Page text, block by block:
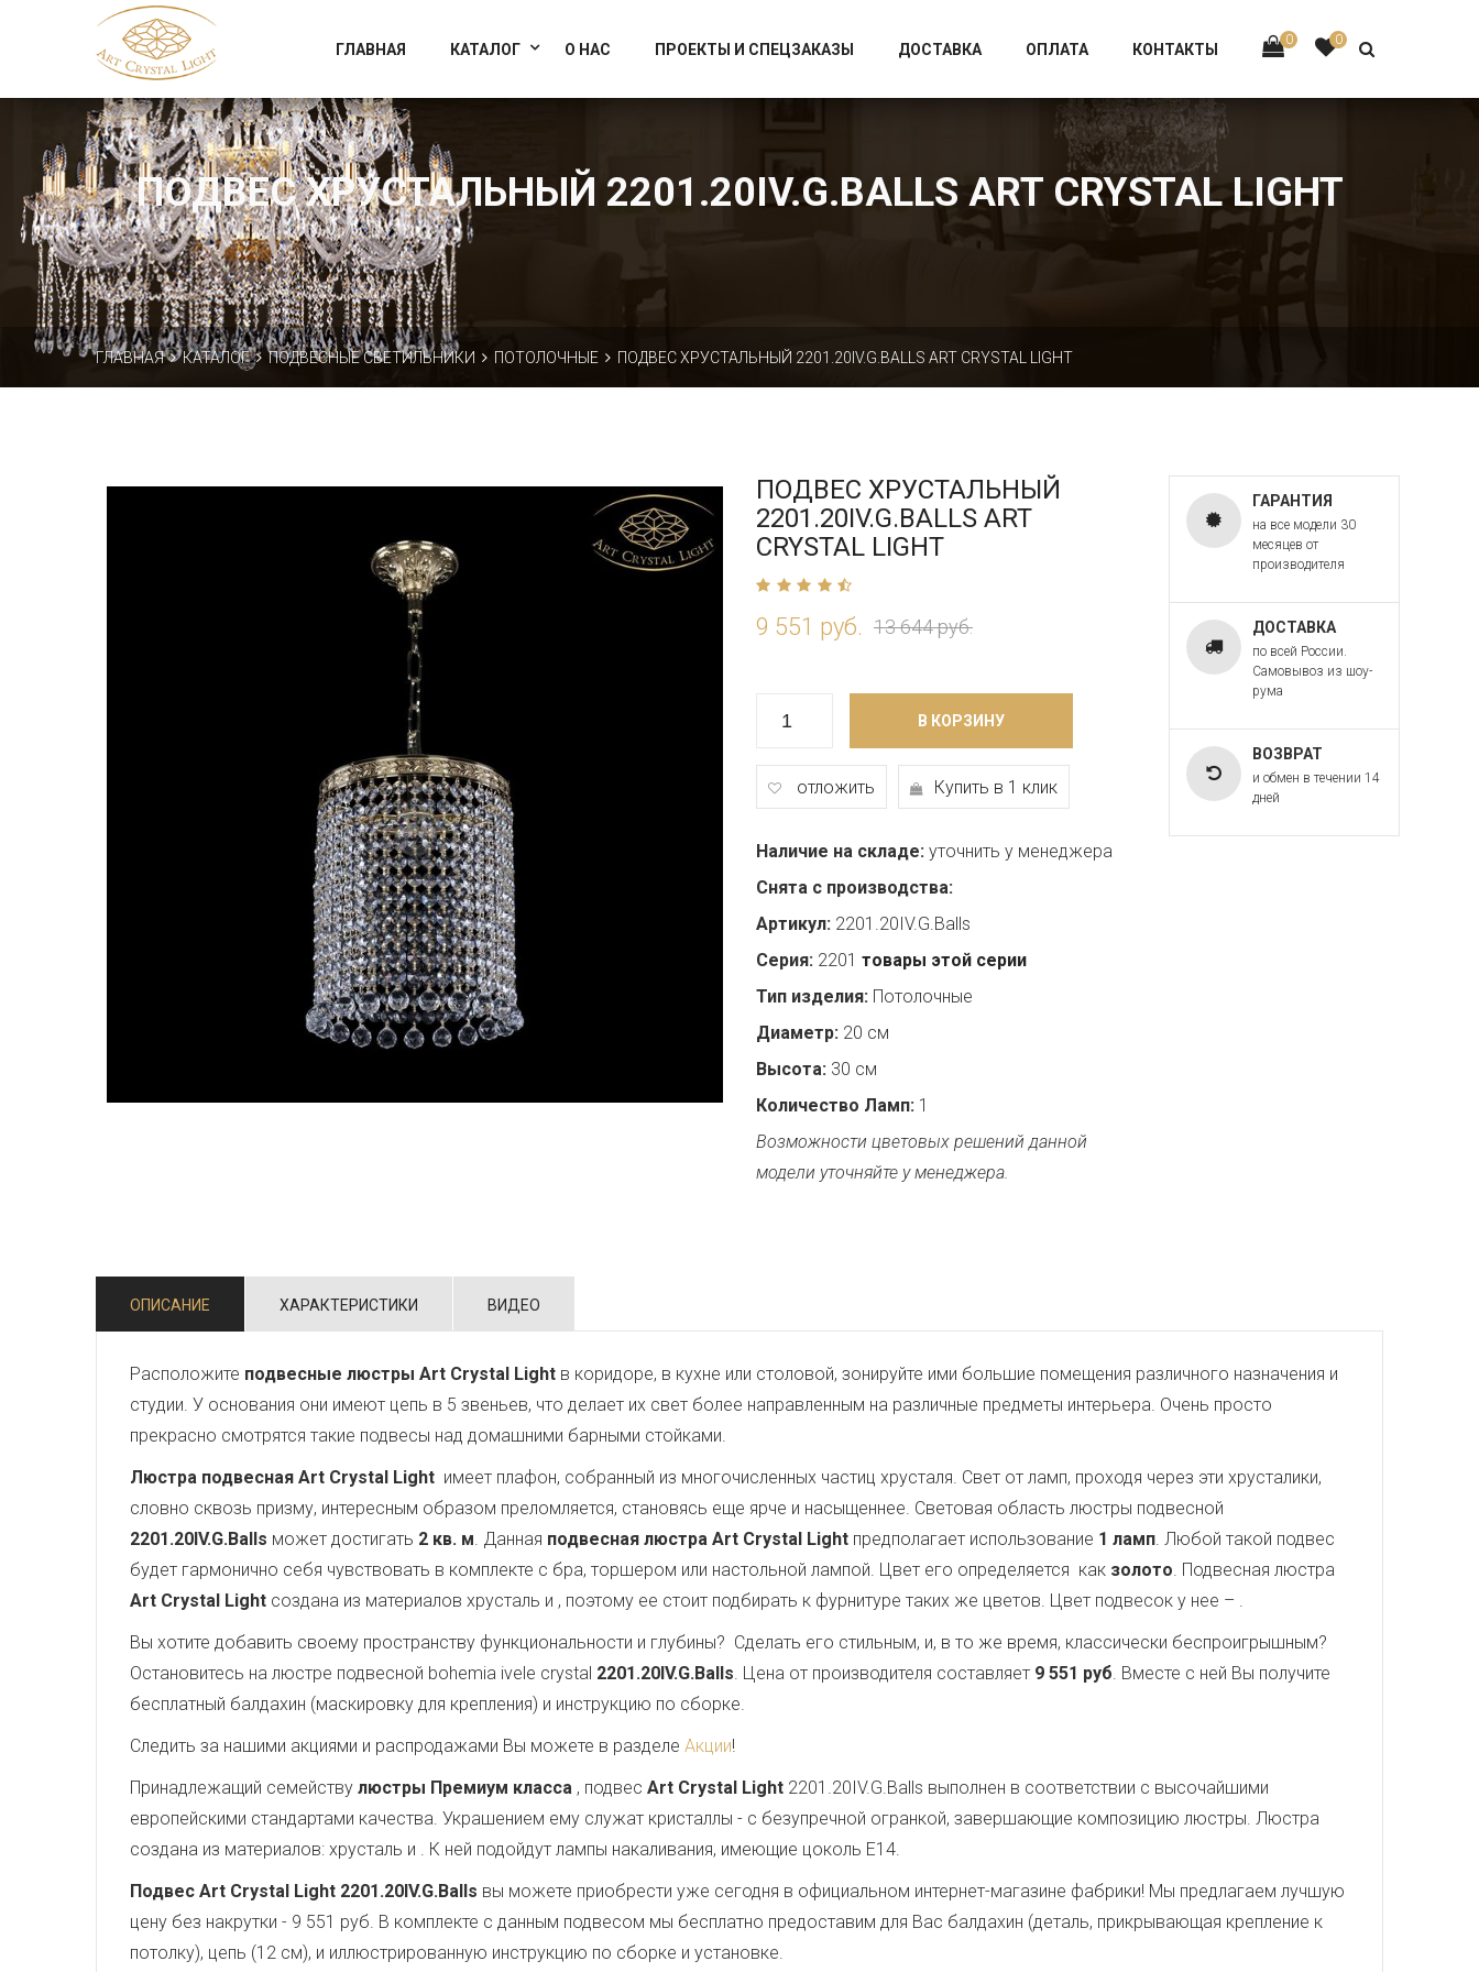
Официальный магазин фабрики Art Crystal Light
0 0
ГЛАВНАЯ КАТАЛОГ О НАС ПРОЕКТЫ И СПЕЦЗАКАЗЫ ДОСТАВКА ОПЛАТА КОНТАКТЫ
ПОДВЕС ХРУСТАЛЬНЫЙ 2201.20IV.G.BALLS ART CRYSTAL LIGHT
ГЛАВНАЯ КАТАЛОГ ПОДВЕСНЫЕ СВЕТИЛЬНИКИ ПОТОЛОЧНЫЕ ПОДВЕС ХРУСТАЛЬНЫЙ 2201.20IV.G.BALLS ART CRYSTAL LIGHT
ПОДВЕС ХРУСТАЛЬНЫЙ
2201.20IV.G.BALLS ART
CRYSTAL LIGHT
9 551 руб. 13 644 руб.
В КОРЗИНУ
отложить Купить в 1 клик
Наличие на складе: уточнить у менеджера
Снята с производства:
Артикул: 2201.20IV.G.Balls
Серия: 2201 товары этой серии
Тип изделия: Потолочные
Диаметр: 20 см
Высота: 30 см
Количество Ламп: 1
Возможности цветовых решений данной
модели уточняйте у менеджера.
ГАРАНТИЯ
на все модели 30
месяцев от
производителя
ДОСТАВКА
по всей России.
Самовывоз из шоу-
рума
ВОЗВРАТ
и обмен в течении 14
дней
ОПИСАНИЕ ХАРАКТЕРИСТИКИ ВИДЕО
Расположите подвесные люстры Art Crystal Light в коридоре, в кухне или столовой, зонируйте ими большие помещения различного назначения и
студии. У основания они имеют цепь в 5 звеньев, что делает их свет более направленным на различные предметы интерьера. Очень просто
прекрасно смотрятся такие подвесы над домашними барными стойками.
Люстра подвесная Art Crystal Light имеет плафон, собранный из многочисленных частиц хрусталя. Свет от ламп, проходя через эти хрусталики,
словно сквозь призму, интересным образом преломляется, становясь еще ярче и насыщеннее. Световая область люстры подвесной
2201.20IV.G.Balls может достигать 2 кв. м. Данная подвесная люстра Art Crystal Light предполагает использование 1 ламп. Любой такой подвес
будет гармонично себя чувствовать в комплекте с бра, торшером или настольной лампой. Цвет его определяется как золото. Подвесная люстра
Art Crystal Light создана из материалов хрусталь и , поэтому ее стоит подбирать к фурнитуре таких же цветов. Цвет подвесок у нее – .
Вы хотите добавить своему пространству функциональности и глубины? Сделать его стильным, и, в то же время, классически беспроигрышным?
Остановитесь на люстре подвесной bohemia ivele crystal 2201.20IV.G.Balls. Цена от производителя составляет 9 551 руб. Вместе с ней Вы получите
бесплатный балдахин (маскировку для крепления) и инструкцию по сборке.
Следить за нашими акциями и распродажами Вы можете в разделе Акции!
Принадлежащий семейству люстры Премиум класса , подвес Art Crystal Light 2201.20IV.G.Balls выполнен в соответствии с высочайшими
европейскими стандартами качества. Украшением ему служат кристаллы - с безупречной огранкой, завершающие композицию люстры. Люстра
создана из материалов: хрусталь и . К ней подойдут лампы накаливания, имеющие цоколь E14.
Подвес Art Crystal Light 2201.20IV.G.Balls вы можете приобрести уже сегодня в официальном интернет-магазине фабрики! Мы предлагаем лучшую
цену без накрутки - 9 551 руб. В комплекте с данным подвесом мы бесплатно предоставим для Вас балдахин (деталь, прикрывающая крепление к
потолку), цепь (12 см), и иллюстрированную инструкцию по сборке и установке.